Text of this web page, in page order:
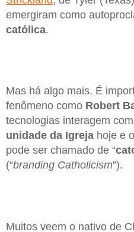
emergiram como
católica.
Mas há algo mais. É
fenômeno como Robert
tecnologias interagem
unidade da Igreja hoje e
pode ser chamado de “
(“branding Catholicism”).
Muitos veem o nativo de